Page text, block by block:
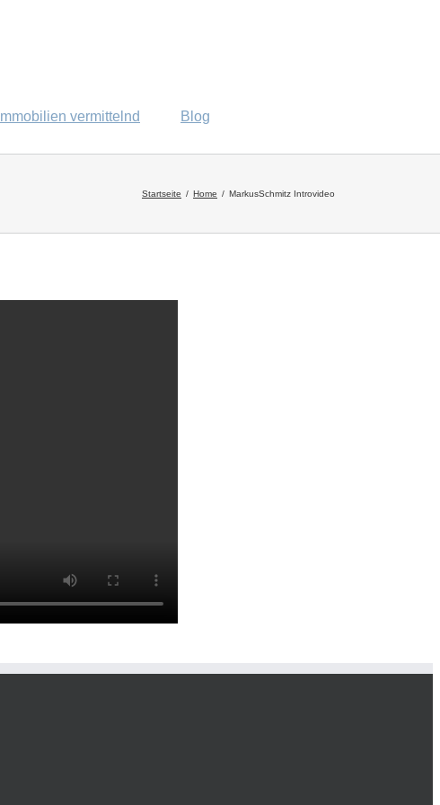
Immobilien vermittelnd Blog
Startseite Home MarkusSchmitz Introvideo